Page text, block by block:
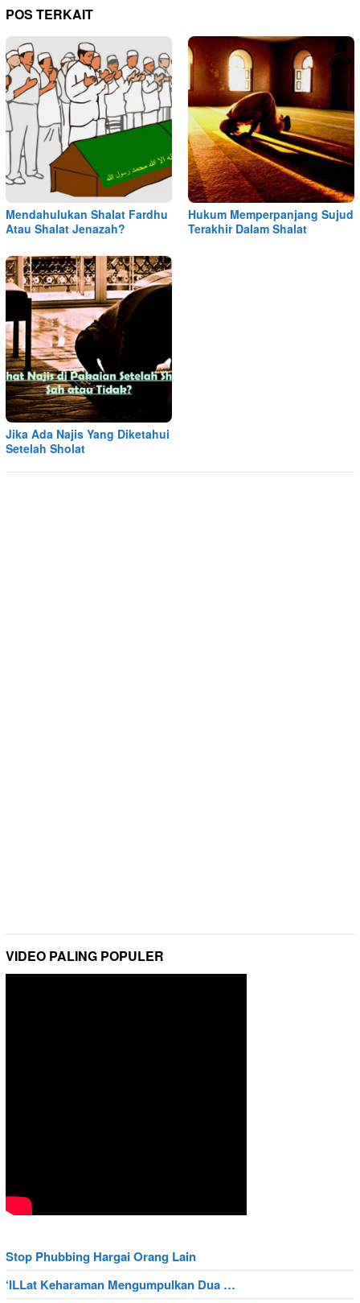
POS TERKAIT
Mendahulukan Shalat Fardhu
Atau Shalat Jenazah?
Hukum Memperpanjang Sujud
Terakhir Dalam Shalat
Jika Ada Najis Yang Diketahui
Setelah Sholat
VIDEO PALING POPULER
Stop Phubbing Hargai Orang Lain
‘ILLat Keharaman Mengumpulkan Dua …